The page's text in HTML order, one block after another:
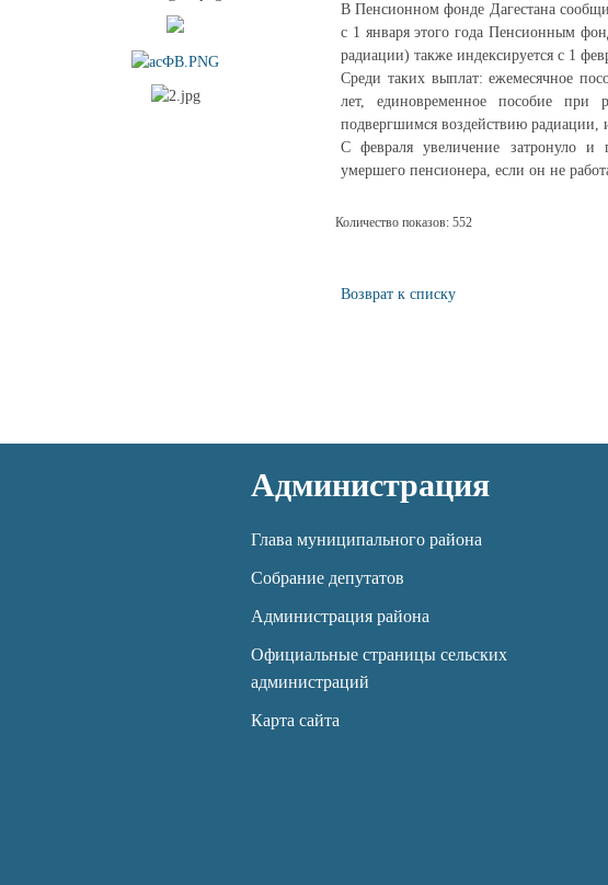
В Пенсионном фонде Дагестана
с 1 января этого года Пенсионным
радиации) также индексируется с 1
Среди таких выплат: ежемесячное
лет, единовременное пособие
подвергшимся воздействию радиации,
С февраля увеличение затронуло и
умершего пенсионера, если он не
Количество показов: 552
Возврат к списку
Администрация
Глава муниципального района
Собрание депутатов
Администрация района
Официальные страницы сельских
администраций
Карта сайта